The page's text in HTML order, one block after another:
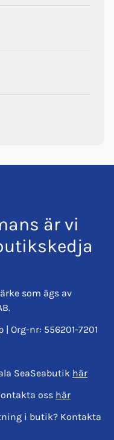
är vi
som ägs av
| Org-nr: 556201-7201
SeaSeabutik här
oss här
i butik? Kontakta